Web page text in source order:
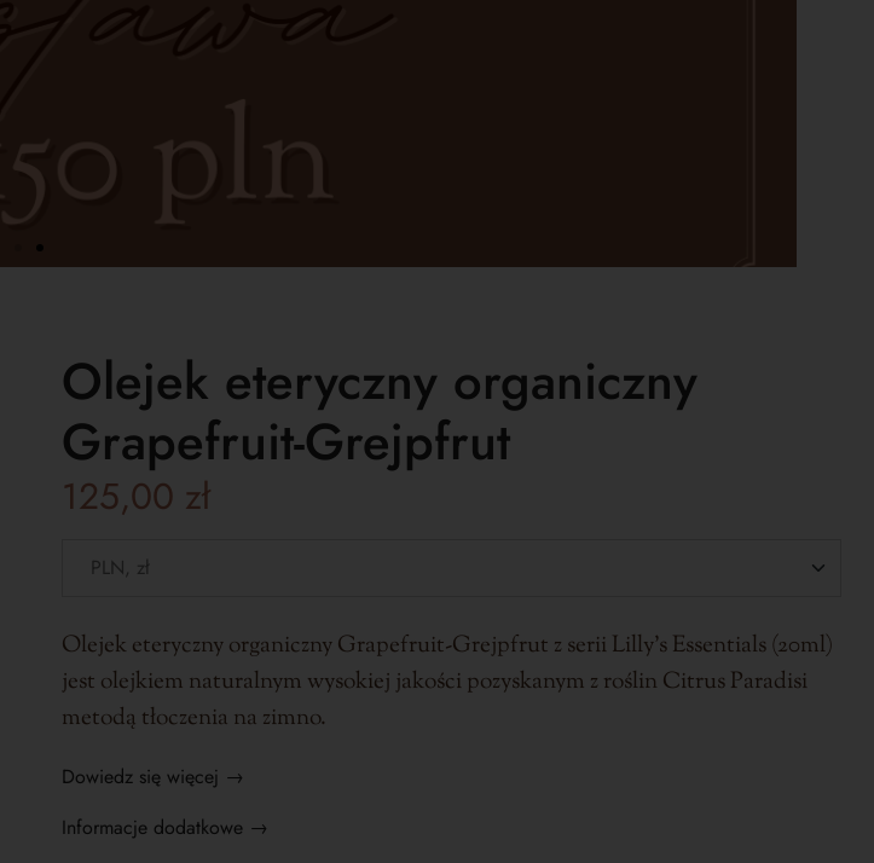
Olejek eteryczny organiczny
Grapefruit-Grejpfrut
125,00 zł
Olejek eteryczny organiczny Grapefruit-Grejpfrut z serii Lilly’s Essentials (20ml)
jest olejkiem naturalnym wysokiej jakości pozyskanym z roślin Citrus Paradisi
metodą tłoczenia na zimno.
Dowiedz się więcej →
Informacje dodatkowe →